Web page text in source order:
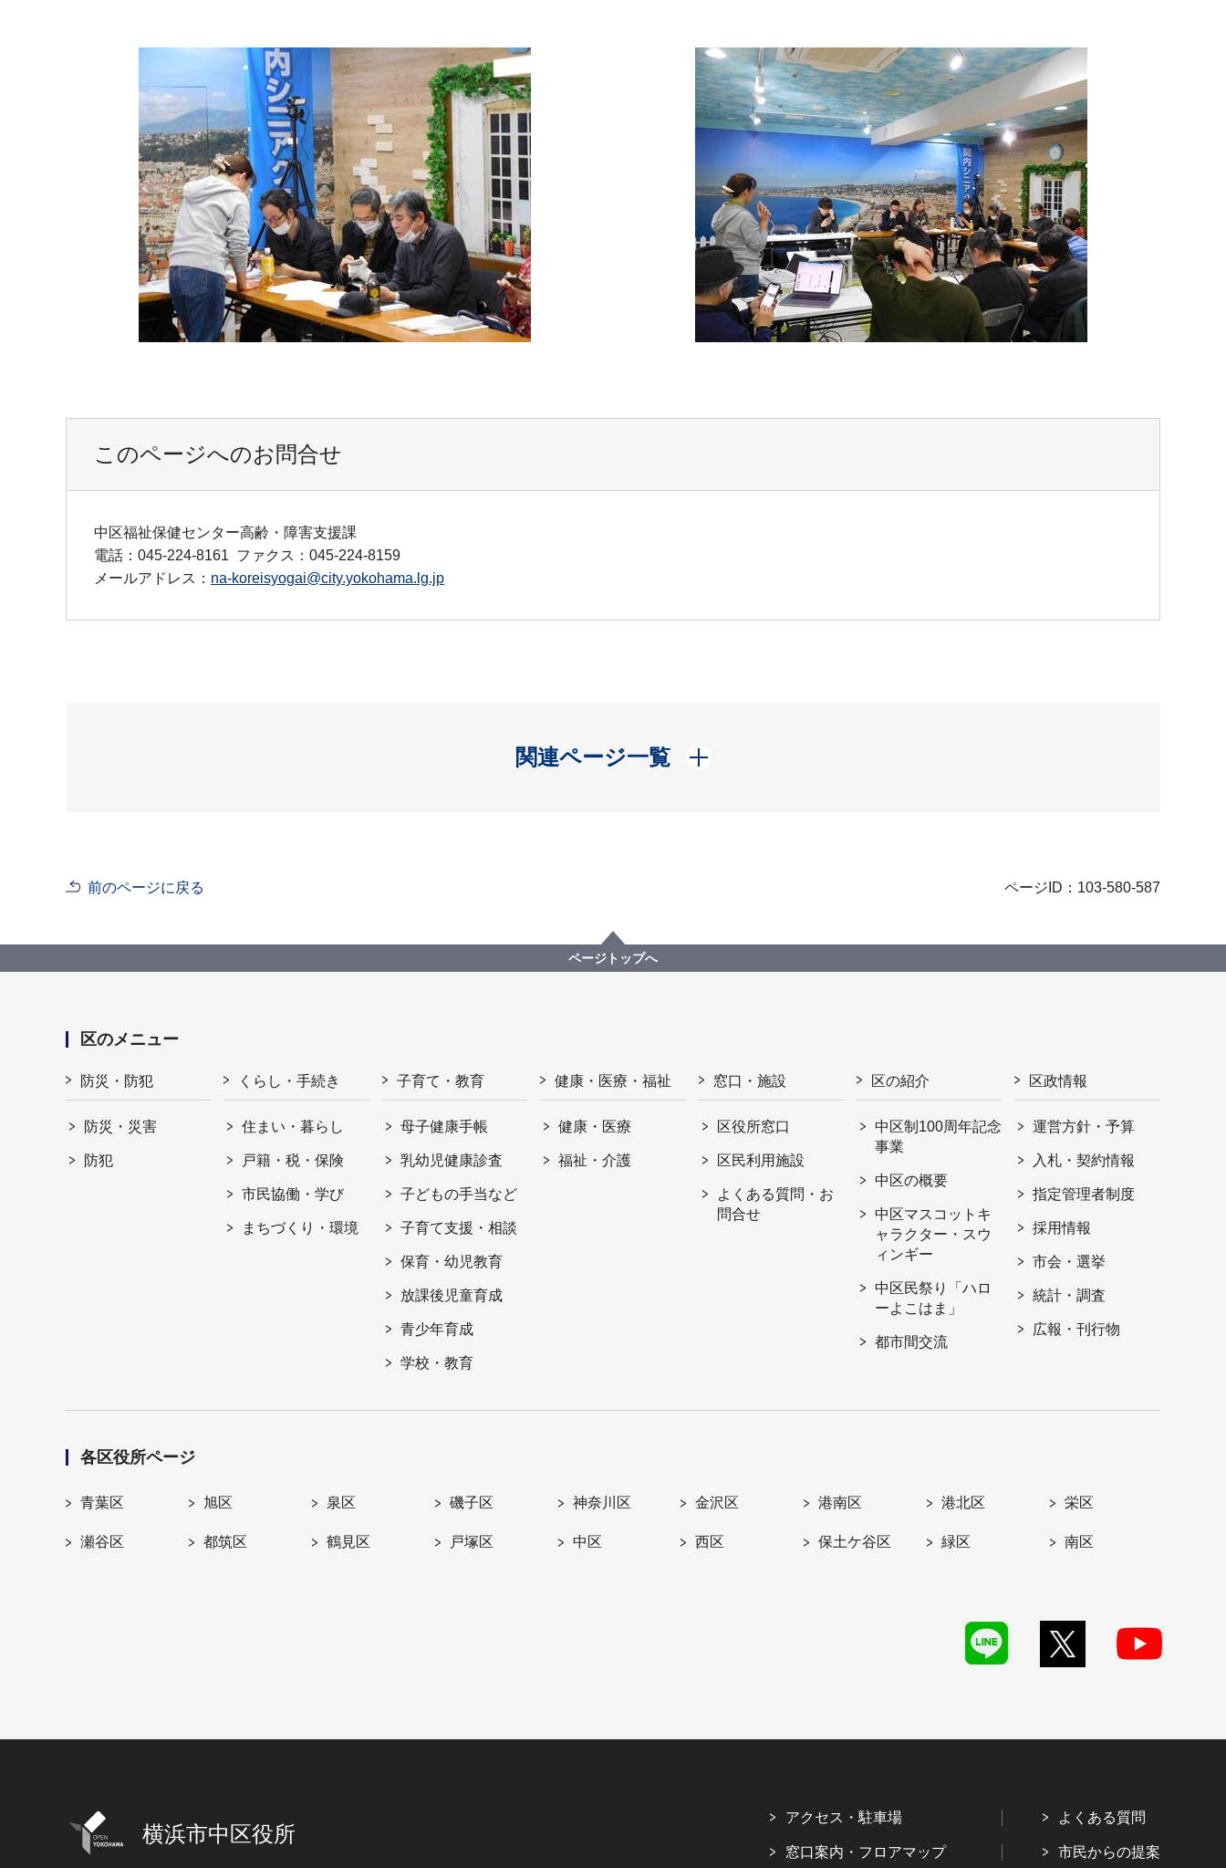
このページへのお問合せ
中区福祉保健センター高齢・障害支援課
電話：045-224-8161 ファクス：045-224-8159
メールアドレス： na-koreisyogai@city.yokohama.lg.jp
関連ページ一覧
開く
前のページに戻る ページID：103-580-587
ページトップへ
区のメニュー
防災・防犯
防災・災害
防犯
くらし・手続き
住まい・暮らし
戸籍・税・保険
市民協働・学び
まちづくり・環境
子育て・教育
母子健康手帳
乳幼児健康診査
子どもの手当など
子育て支援・相談
保育・幼児教育
放課後児童育成
青少年育成
学校・教育
健康・医療・福祉
健康・医療
福祉・介護
窓口・施設
区役所窓口
区民利用施設
よくある質問・お
問合せ
区の紹介
中区制100周年記念
事業
中区の概要
中区マスコットキ
ャラクター・スウ
ィンギー
中区民祭り「ハロ
ーよこはま」
都市間交流
区政情報
運営方針・予算
入札・契約情報
指定管理者制度
採用情報
市会・選挙
統計・調査
広報・刊行物
各区役所ページ
青葉区 旭区 泉区 磯子区 神奈川区 金沢区 港南区 港北区 栄区
瀬谷区 都筑区 鶴見区 戸塚区 中区 西区 保土ケ谷区 緑区 南区
横浜市中区役所
アクセス・駐車場
窓口案内・フロアマップ
よくある質問
市民からの提案